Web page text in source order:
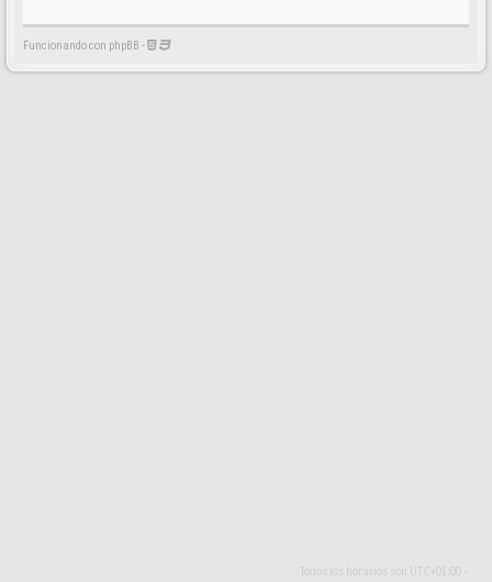
Funcionando con phpBB -
- Todos los horarios son UTC+01:00